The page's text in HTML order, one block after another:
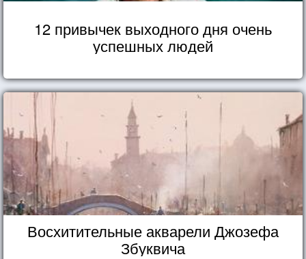
12 привычек выходного дня очень
успешных людей
Восхитительные акварели Джозефа
Збуквича